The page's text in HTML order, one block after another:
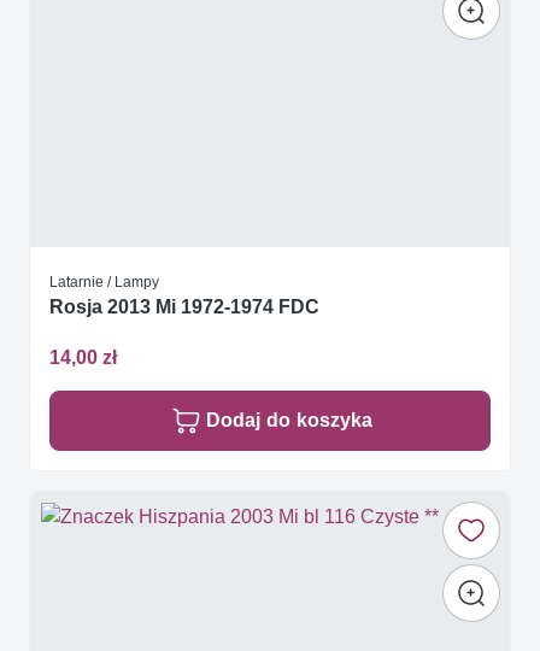
Latarnie / Lampy
Rosja 2013 Mi 1972-1974 FDC
14,00 zł
Dodaj do koszyka